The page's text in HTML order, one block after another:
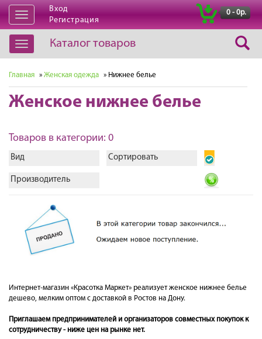
Открыть
навигацию
Вход
Регистрация
0 - 0р.
Открыть
навигацию
Каталог товаров
Главная » Женская одежда » Нижнее белье
Женское нижнее белье
Товаров в категории: 0
Вид Сортировать
Производитель
Интернет-магазин «Красотка Маркет» реализует женское нижнее белье
дешево, мелким оптом с доставкой в Ростов на Дону.
Приглашаем предпринимателей и организаторов совместных покупок к
сотрудничеству - ниже цен на рынке нет.